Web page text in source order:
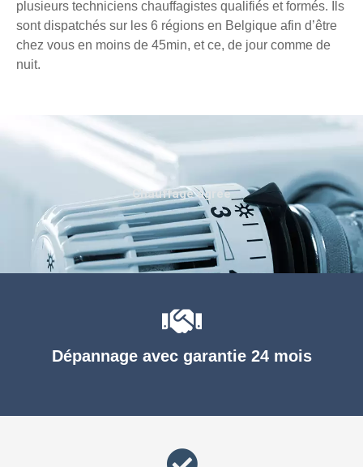
plusieurs techniciens chauffagistes qualifiés et formés. Ils
sont dispatchés sur les 6 régions en Belgique afin d’être
chez vous en moins de 45min, et ce, de jour comme de
nuit.
Dépannage avec garantie 24 mois
Chauffage agréé